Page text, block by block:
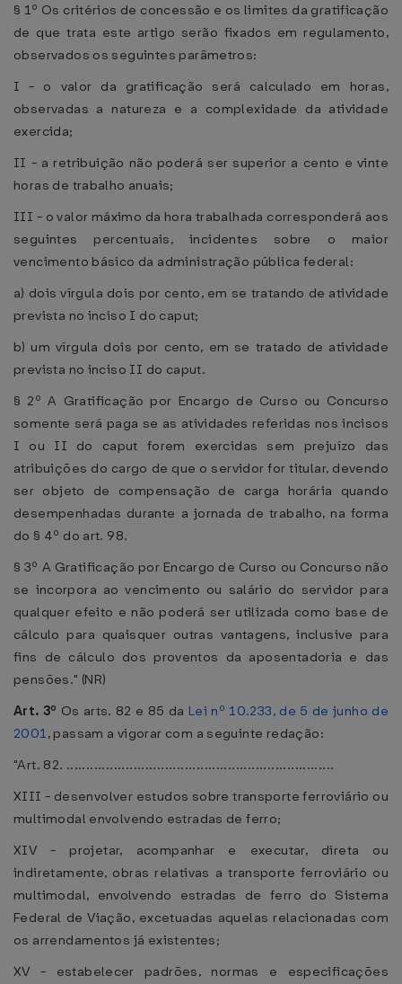
§ 1º Os critérios de concessão e os limites da gratificação
de que trata este artigo serão fixados em regulamento,
observados os seguintes parâmetros:
I - o valor da gratificação será calculado em horas,
observadas a natureza e a complexidade da atividade
exercida;
II - a retribuição não poderá ser superior a cento e vinte
horas de trabalho anuais;
III - o valor máximo da hora trabalhada corresponderá aos
seguintes percentuais, incidentes sobre o maior
vencimento básico da administração pública federal:
a) dois vírgula dois por cento, em se tratando de atividade
prevista no inciso I do caput;
b) um vírgula dois por cento, em se tratado de atividade
prevista no inciso II do caput.
§ 2º A Gratificação por Encargo de Curso ou Concurso
somente será paga se as atividades referidas nos incisos
I ou II do caput forem exercidas sem prejuízo das
atribuições do cargo de que o servidor for titular, devendo
ser objeto de compensação de carga horária quando
desempenhadas durante a jornada de trabalho, na forma
do § 4º do art. 98.
§ 3º A Gratificação por Encargo de Curso ou Concurso não
se incorpora ao vencimento ou salário do servidor para
qualquer efeito e não poderá ser utilizada como base de
cálculo para quaisquer outras vantagens, inclusive para
fins de cálculo dos proventos da aposentadoria e das
pensões." (NR)
Art. 3º Os arts. 82 e 85 da Lei nº 10.233, de 5 de junho de
2001, passam a vigorar com a seguinte redação:
"Art. 82. ....................................................................
XIII - desenvolver estudos sobre transporte ferroviário ou
multimodal envolvendo estradas de ferro;
XIV - projetar, acompanhar e executar, direta ou
indiretamente, obras relativas a transporte ferroviário ou
multimodal, envolvendo estradas de ferro do Sistema
Federal de Viação, excetuadas aquelas relacionadas com
os arrendamentos já existentes;
XV - estabelecer padrões, normas e especificações